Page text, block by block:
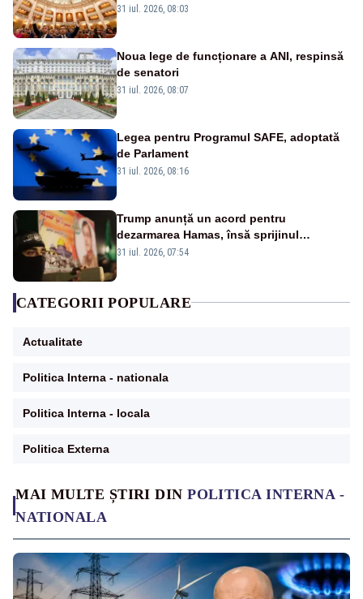
MAI MULTE ȘTIRI DINPOLITICA INTERNA -
NATIONALA
31 iul. 2026, 08:03
Noua lege de funcționare a ANI, respinsă
de senatori
31 iul. 2026, 08:07
Legea pentru Programul SAFE, adoptată
de Parlament
31 iul. 2026, 08:16
Trump anunță un acord pentru
dezarmarea Hamas, însă sprijinul
Israelului rămâne incert
31 iul. 2026, 07:54
CATEGORII POPULARE
Actualitate
Politica Interna - nationala
Politica Interna - locala
Politica Externa